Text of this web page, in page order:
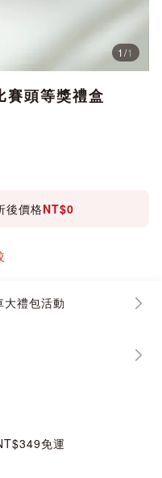
1/1
賽頭等獎禮盒
後價格NT$0
禮包活動
免運